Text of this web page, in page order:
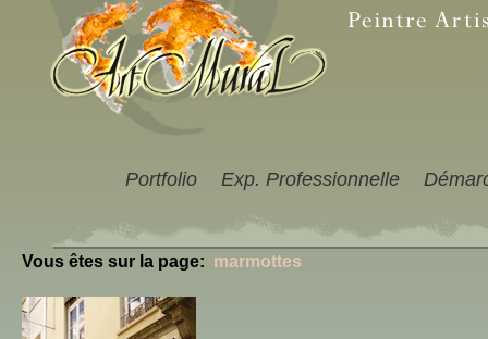
Portfolio Exp. Professionnelle
Vous êtes sur la page: marmottes